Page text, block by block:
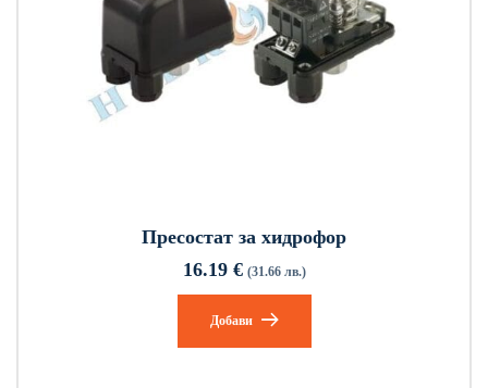
Пресостат за хидрофор
16.19 € (31.66 лв.)
Добави